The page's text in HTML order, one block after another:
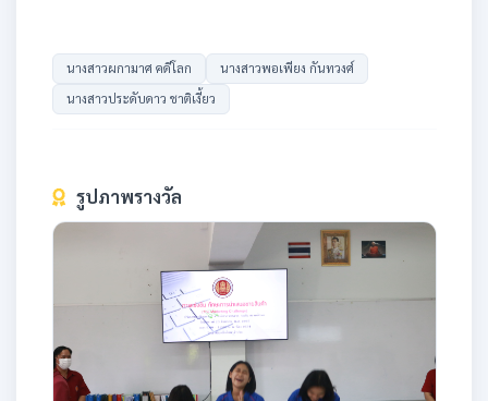
นางสาวผกามาศ คดีโลก
นางสาวพอเพียง กันทวงศ์
นางสาวประดับดาว ชาติเงี้ยว
รูปภาพรางวัล